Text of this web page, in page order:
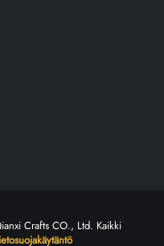
Crafts CO., Ltd. Kaikki